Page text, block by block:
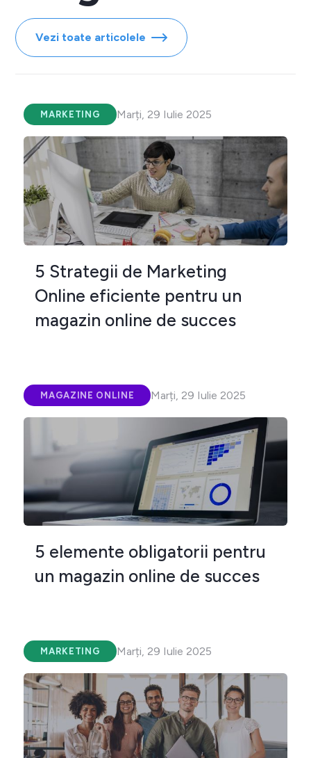
Vezi toate articolele
MARKETING Marți, 29 Iulie 2025
5 Strategii de Marketing
Online eficiente pentru un
magazin online de succes
MAGAZINE ONLINE Marți, 29 Iulie 2025
5 elemente obligatorii pentru
un magazin online de succes
MARKETING Marți, 29 Iulie 2025